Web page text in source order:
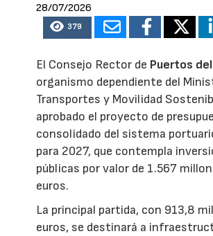
28/07/2026
379
El Consejo Rector de Puertos
organismo dependiente del
Transportes y Movilidad
aprobado el proyecto de
consolidado del sistema
para 2027, que contempla
públicas por valor de 1.567
euros.
La principal partida, con 913,8
euros, se destinará a